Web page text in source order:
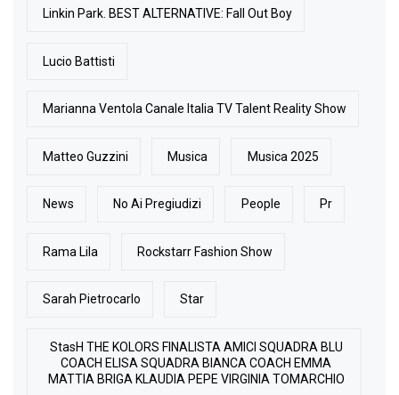
Linkin Park. BEST ALTERNATIVE: Fall Out Boy
Lucio Battisti
Marianna Ventola Canale Italia TV Talent Reality Show
Matteo Guzzini Musica Musica 2025
News No Ai Pregiudizi People Pr
Rama Lila Rockstarr Fashion Show
Sarah Pietrocarlo Star
StasH THE KOLORS FINALISTA AMICI SQUADRA BLU
COACH ELISA SQUADRA BIANCA COACH EMMA
MATTIA BRIGA KLAUDIA PEPE VIRGINIA TOMARCHIO